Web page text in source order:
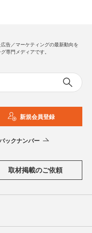
告／マーケティングの最新動向を
専門メディアです。
新規会員登録
ックナンバー
取材掲載のご依頼